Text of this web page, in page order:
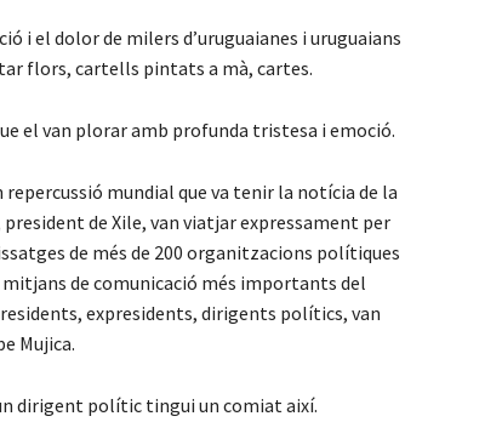
i el dolor de milers d’uruguaianes i uruguaians
flors, cartells pintats a mà, cartes.
el van plorar amb profunda tristesa i emoció.
mundial que va tenir la notícia de la
de Xile, van viatjar expressament per
de més de 200 organitzacions polítiques
de comunicació més importants del
expresidents, dirigents polítics, van
Mujica.
dirigent polític tingui un comiat així.